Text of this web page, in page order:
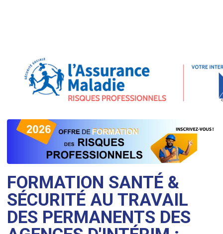
FORMATION SANTÉ &
SÉCURITÉ AU TRAVAIL
DES PERMANENTS DES